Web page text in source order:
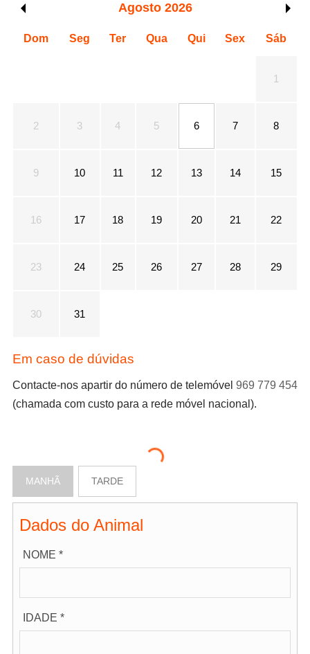
Agosto 2026
Dom Seg Ter Qua Qui Sex Sáb
1
2 3 4 5 6 7 8
9 10 11 12 13 14 15
16 17 18 19 20 21 22
23 24 25 26 27 28 29
30 31
Em caso de dúvidas
Contacte-nos apartir do número de telemóvel 969 779 454
(chamada com custo para a rede móvel nacional).
MANHÃ TARDE
Dados do Animal
NOME *
IDADE *